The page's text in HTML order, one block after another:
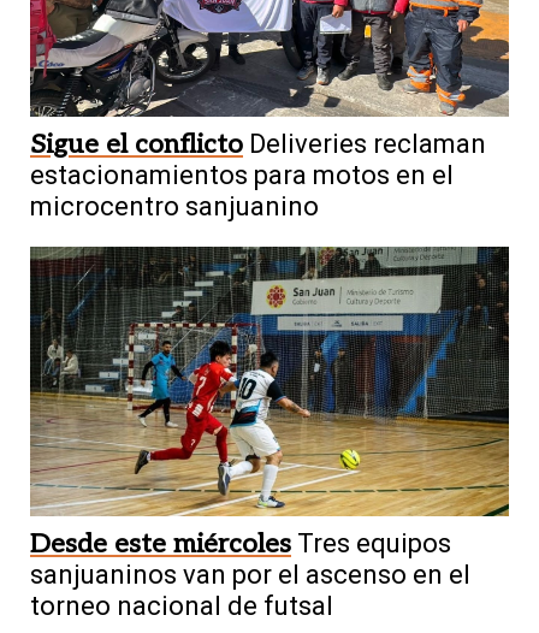
Sigue el conflicto Deliveries reclaman
estacionamientos para motos en el
microcentro sanjuanino
Desde este miércoles Tres equipos
sanjuaninos van por el ascenso en el
torneo nacional de futsal